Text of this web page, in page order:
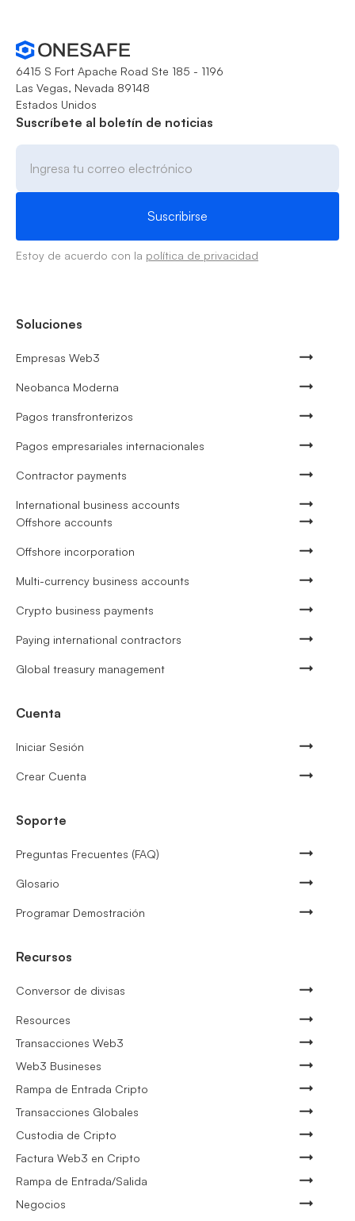
6415 S Fort Apache Road Ste 185 - 1196
Las Vegas, Nevada 89148
Estados Unidos
Suscríbete al boletín de noticias
Estoy de acuerdo con la política de privacidad
Soluciones
Empresas Web3
Neobanca Moderna
Pagos transfronterizos
Pagos empresariales internacionales
Contractor payments
International business accounts
Offshore accounts
Offshore incorporation
Multi-currency business accounts
Crypto business payments
Paying international contractors
Global treasury management
Cuenta
Iniciar Sesión
Crear Cuenta
Soporte
Preguntas Frecuentes (FAQ)
Glosario
Programar Demostración
Recursos
Conversor de divisas
Resources
Transacciones Web3
Web3 Busineses
Rampa de Entrada Cripto
Transacciones Globales
Custodia de Cripto
Factura Web3 en Cripto
Rampa de Entrada/Salida
Negocios